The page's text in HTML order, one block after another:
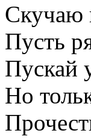
Скучаю
Пусть
Пускай
Но